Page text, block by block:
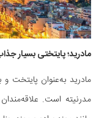
مادرید؛ پایتختی بسیار
مادرید به‌عنوان پایتخت و
مدرنیته است.